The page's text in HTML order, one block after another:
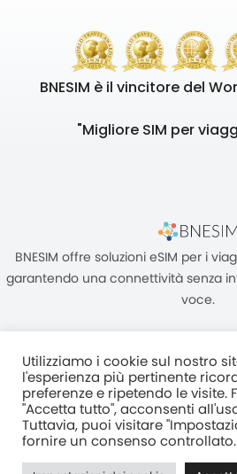
BNESIM è il vincitore del
"Migliore SIM per
BNESIM offre soluzioni eSIM per i
garantendo una connettività senza
voce.
Unità C, 8/F, King Palace Plaza, NO:55
Kowloon, HONG
2017–2025 BNESIM LIMITED
Utilizziamo i cookie sul nostro
l'esperienza più pertinente
preferenze e ripetendo le visite.
"Accetta tutto", acconsenti
Tuttavia, puoi visitare
fornire un consenso controllato.